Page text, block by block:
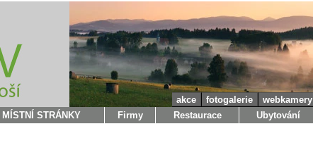
akce fotogalerie
webkamery
MÍSTNÍ STRÁNKY Firmy Restaurace Ubytování